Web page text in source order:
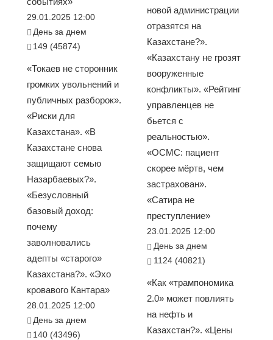
29.01.2025 12:00
День за днем
149 (45874)
«Токаев не сторонник
громких увольнений и
публичных разборок».
«Риски для
Казахстана». «В
Казахстане снова
защищают семью
Назарбаевых?».
«Безусловный
базовый доход:
почему
заволновались
адепты «старого»
Казахстана?». «Эхо
кровавого Кантара»
28.01.2025 12:00
День за днем
140 (43496)
новой администрации
отразятся на
Казахстане?».
«Казахстану не грозят
вооруженные
конфликты». «Рейтинг
управленцев не
бьется с
реальностью».
«ОСМС: пациент
скорее мёртв, чем
застрахован».
«Сатира не
преступление»
23.01.2025 12:00
День за днем
1124 (40821)
«Как «трампономика
2.0» может повлиять
на нефть и
Казахстан?». «Цены